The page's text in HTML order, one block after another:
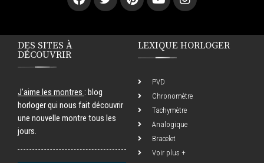
DES SITES À
DÉCOUVRIR
J’aime les montres : blog
horloger qui nous fait découvrir
une nouvelle montre tous les
jours.
LEXIQUE HORLOGER
PVD
Chronomètre
Tachymètre
Analogique
Bracelet
Voir plus +